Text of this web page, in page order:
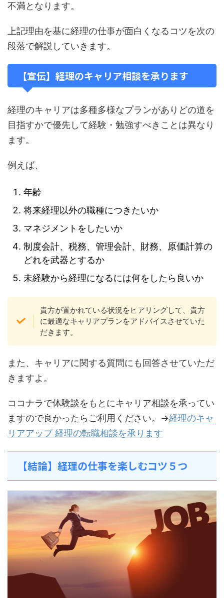
不満となります。
上記理由を基に経理の仕事が面白くなるコツを次の
段落で解説していきます。
【宣伝】経理のキャリア相談を承ります
経理のキャリアは多種多様なプランがありどの道を
目指すかで優先して経験・勉強すべきことは異なり
ます。
例えば、
年齢
将来経理以外の職種につきたいか
マネジメントをしたいか
制度会計、税務、管理会計、財務、原価計算の
どれを武器とするか
未経験から経理になるには何をしたら良いか
貴方が置かれている状況をヒアリングして、貴方
に最適なキャリアプランをアドバイスさせていた
だきます。
また、キャリアに関する質問にも回答させていただ
きますよ。
ココナラで体験談をもとにキャリア相談を承ってい
ますので良かったらご利用ください。→経理のキャ
リアアップ 経理の転職相談を承ります
【結論】経理の仕事を楽しむコツ５つ